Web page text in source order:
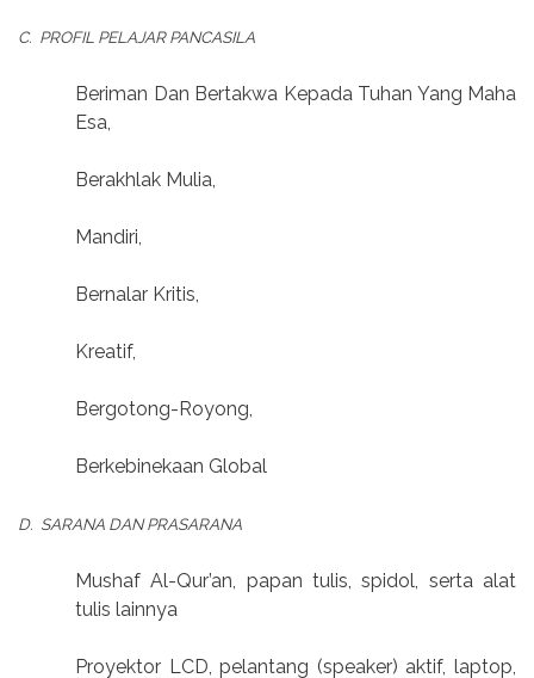
C. PROFIL PELAJAR PANCASILA
Beriman Dan Bertakwa Kepada Tuhan Yang Maha
Esa,
Berakhlak Mulia,
Mandiri,
Bernalar Kritis,
Kreatif,
Bergotong-Royong,
Berkebinekaan Global
D. SARANA DAN PRASARANA
Mushaf Al-Qur’an, papan tulis, spidol, serta alat
tulis lainnya
Proyektor LCD, pelantang (speaker) aktif, laptop,